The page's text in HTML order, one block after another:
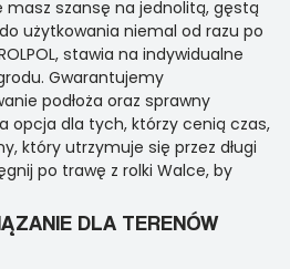
masz szansę na jednolitą, gęstą
użytkowania niemal od razu po
stawia na indywidualne
Gwarantujemy
podłoża oraz sprawny
opcja dla tych, którzy cenią czas,
który utrzymuje się przez długi
po trawę z rolki Walce, by
DLA TERENÓW